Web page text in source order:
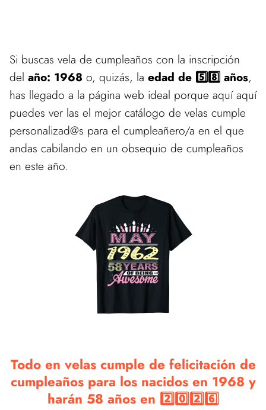
Si buscas vela de cumpleaños con la inscripción
del año: 1968 o, quizás, la edad de 5️⃣8️⃣ años,
has llegado a la página web ideal porque aquí aquí
puedes ver las el mejor catálogo de velas cumple
personalizad@s para el cumpleañero/a en el que
andas cabilando en un obsequio de cumpleaños
en este año.
Todo en velas cumple de felicitación de
cumpleaños para los nacidos en 1968 y
harán 58 años en 2️⃣0️⃣2️⃣6️⃣